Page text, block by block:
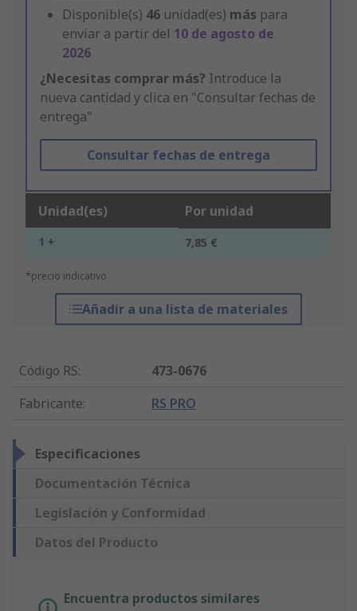
Disponible(s) 46 unidad(es) más para
enviar a partir del 10 de agosto de
2026
¿Necesitas comprar más? Introduce la
nueva cantidad y clica en "Consultar fechas de
entrega"
Consultar fechas de entrega
Unidad(es) Por unidad
1 + 7,85 €
*precio indicativo
Añadir a una lista de materiales
Código RS:
473-0676
Fabricante: RS PRO
Especificaciones
Documentación Técnica
Legislación y Conformidad
Datos del Producto
Encuentra productos similares